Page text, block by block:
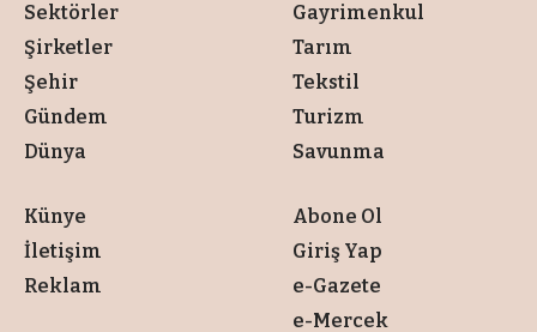
Sektörler
Şirketler
Şehir
Gündem
Dünya
Gayrimenkul
Tarım
Tekstil
Turizm
Savunma
Künye
İletişim
Reklam
Abone Ol
Giriş Yap
e-Gazete
e-Mercek